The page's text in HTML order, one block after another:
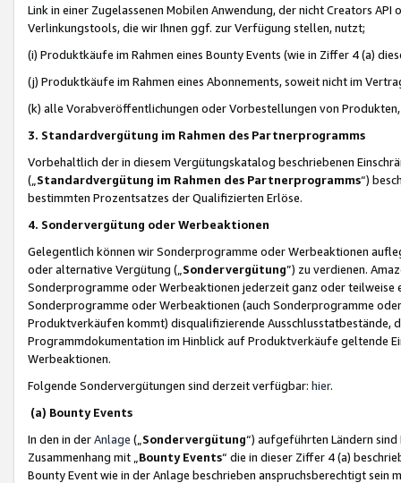
Link in einer Zugelassenen Mobilen Anwendung, der nicht Creators
Verlinkungstools, die wir Ihnen ggf. zur Verfügung stellen, nutzt;
(i) Produktkäufe im Rahmen eines Bounty Events (wie in Ziffer 4 (a)
(j) Produktkäufe im Rahmen eines Abonnements, soweit nicht im
(k) alle Vorabveröffentlichungen oder Vorbestellungen von
3. Standardvergütung im Rahmen des Partnerprogramms
Vorbehaltlich der in diesem Vergütungskatalog beschriebenen
(„ Standardvergütung im Rahmen des Partnerprogramms“)
bestimmten Prozentsatzes der Qualifizierten Erlöse.
4. Sondervergütung oder Werbeaktionen
Gelegentlich können wir Sonderprogramme oder Werbeaktionen
oder alternative Vergütung („ Sondervergütung”) zu verdienen.
Sonderprogramme oder Werbeaktionen jederzeit ganz oder
Sonderprogramme oder Werbeaktionen (auch Sonderprogramme
Produktverkäufen kommt) disqualifizierende Ausschlusstatbestände,
Programmdokumentation im Hinblick auf Produktverkäufe geltende
Werbeaktionen.
Folgende Sondervergütungen sind derzeit verfügbar: hier.
(a) Bounty Events
In den in derAnlage („ Sondervergütung“) aufgeführten Ländern
Zusammenhang mit „ Bounty Events“ die in dieser Ziffer 4 (a)
Bounty Event wie in der Anlage beschrieben anspruchsberechtigt sein